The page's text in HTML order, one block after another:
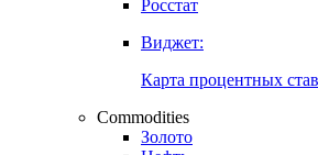
Макроэкономика
Страницы стран
Макроэкономика
Росстат
Виджет:
Карта процентных